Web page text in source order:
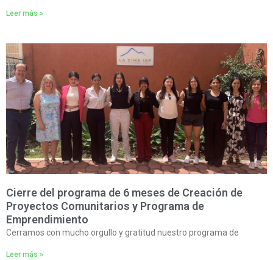
Leer más »
Cierre del programa de 6 meses de Creación de
Proyectos Comunitarios y Programa de
Emprendimiento
Cerramos con mucho orgullo y gratitud nuestro programa de
Leer más »